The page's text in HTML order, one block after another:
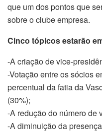
que um dos pontos que
sobre o clube empresa.
Cinco tópicos estarão
-A criação de vice-
-Votação entre os sócios
percentual da fatia da
(30%);
-A redução do número de
-A diminuição da